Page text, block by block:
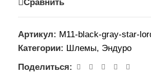
Сравнить
Артикул: M11-black-gray-star-
Категории: Шлемы, Эндуро
Поделиться: